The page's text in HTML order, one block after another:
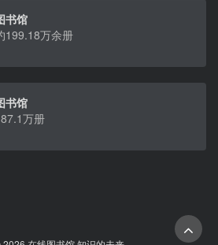
书馆
199.18万余册
书馆
万册